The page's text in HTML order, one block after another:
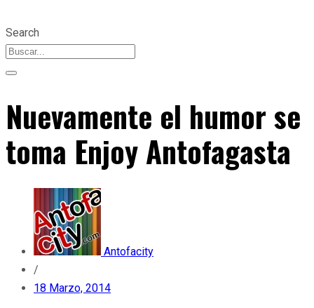
Search
Nuevamente el humor se
toma Enjoy Antofagasta
Antofacity
/
18 Marzo, 2014